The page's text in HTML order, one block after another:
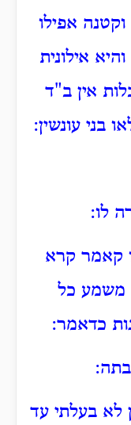
אפילו
אילונית
אין ב"ד
בני עונשין:
לו:
קאמר קרא
משמע כל
כדאמר:
לא בעלתי עד